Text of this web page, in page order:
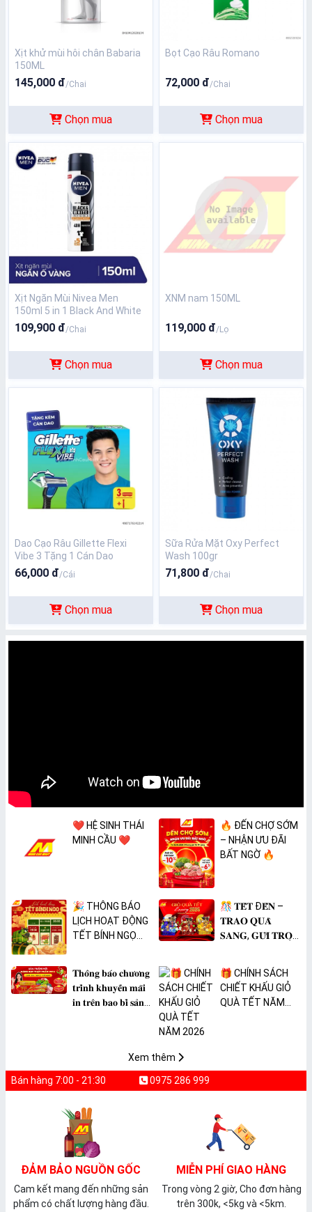
Xịt khử mùi hôi chân Babaria
150ML
145,000 đ/Chai
Chọn mua
Bọt Cạo Râu Romano
72,000 đ/Chai
Chọn mua
Xịt Ngăn Mùi Nivea Men
150ml 5 in 1 Black And White
109,900 đ/Chai
Chọn mua
XNM nam 150ML
119,000 đ/Lọ
Chọn mua
Dao Cạo Râu Gillette Flexi
Vibe 3 Tặng 1 Cán Dao
66,000 đ/Cái
Chọn mua
Sữa Rửa Mặt Oxy Perfect
Wash 100gr
71,800 đ/Chai
Chọn mua
❤️ HỆ SINH THÁI
MINH CẦU ❤️
🔥 ĐẾN CHỢ SỚM
– NHẬN ƯU ĐÃI
BẤT NGỜ 🔥
🎉 THÔNG BÁO
LỊCH HOẠT ĐỘNG
TẾT BÍNH NGỌ
🎊 𝐓𝐄̂́𝐓 Đ𝐄̂́𝐍 –
𝐓𝐑𝐀𝐎 𝐐𝐔𝐀̀
𝐒𝐀𝐍𝐆, 𝐆𝐔̛̉𝐈 𝐓𝐑𝐎̣𝐍
𝐓𝐡𝐨̂𝐧𝐠 𝐛𝐚́𝐨 𝐜𝐡𝐮̛𝐨̛𝐧𝐠
𝐭𝐫𝐢̀𝐧𝐡 𝐤𝐡𝐮𝐲𝐞̂́𝐧 𝐦𝐚̃𝐢
𝐢𝐧 𝐭𝐫𝐞̂𝐧 𝐛𝐚𝐨 𝐛𝐢̀ 𝐬𝐚̉𝐧
🎁 CHÍNH SÁCH
CHIẾT KHẤU GIỎ
QUÀ TẾT NĂM
Xem thêm
Bán hàng 7:00 - 21:30 0975 286 999
ĐẢM BẢO NGUỒN GỐC
Cam kết mang đến những sản
phẩm có chất lượng hàng đầu.
MIỄN PHÍ GIAO HÀNG
Trong vòng 2 giờ, Cho đơn hàng
trên 300k, <5kg và <5km.